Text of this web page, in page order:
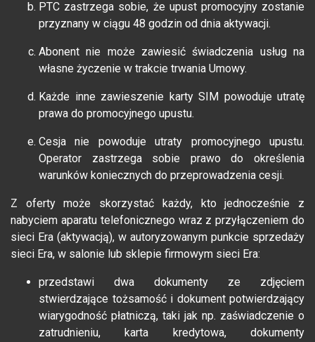
PTC zastrzega sobie, że upust promocyjny zostanie
przyznany w ciągu 48 godzin od dnia aktywacji.
Abonent nie może zawiesić świadczenia usług na
własne życzenie w trakcie trwania Umowy.
Każde inne zawieszenie karty SIM powoduje utratę
prawa do promocyjnego upustu.
Cesja nie powoduje utraty promocyjnego upustu.
Operator zastrzega sobie prawo do określenia
warunków koniecznych do przeprowadzenia cesji.
Z oferty może skorzystać każdy, kto jednocześnie z
nabyciem aparatu telefonicznego wraz z przyłączeniem do
sieci Era (aktywacją), w autoryzowanym punkcie sprzedaży
sieci Era, w salonie lub sklepie firmowym sieci Era:
przedstawi dwa dokumenty ze zdjęciem
stwierdzające tożsamość i dokument potwierdzający
wiarygodność płatniczą, taki jak np. zaświadczenie o
zatrudnieniu, karta kredytowa, dokumenty